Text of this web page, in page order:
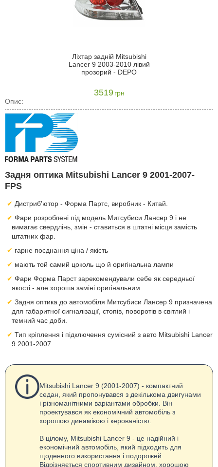
Ліхтар задній Mitsubishi
Lancer 9 2003-2010 лівий
прозорий - DEPO
3519 грн
Опис:
Задня оптика Mitsubishi Lancer 9 2001-2007-
FPS
Дистриб'ютор - Форма Партс, виробник - Китай.
Фари розроблені під модель Митсубиси Лансер 9 і не
вимагає свердлінь, змін - ставиться в штатні місця замість
штатних фар.
гарне поєднання ціна / якість
мають той самий цоколь що й оригінальна лампи
Фари Форма Парст зарекомендували себе як середньої
якості - але хороша заміні оригінальним
Задня оптика до автомобіля Митсубиси Лансер 9 призначена
для габаритної сигналізації, стопів, поворотів в світлий і
темний час доби.
Тип кріплення і підключення сумісний з авто Mitsubishi Lancer
9 2001-2007.
Mitsubishi Lancer 9 (2001-2007) - компактний
седан, який пропонувався з декількома двигунами
і різноманітними варіантами обробки. Він
проектувався як економічний автомобіль з
хорошою динамікою і керованістю.
В цілому, Mitsubishi Lancer 9 - це надійний і
економічний автомобіль, який підходить для
щоденного використання і подорожей.
Відрізняється спортивним дизайном, хорошою